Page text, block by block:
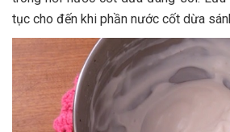
tục cho đến khi phần nước cốt dừa